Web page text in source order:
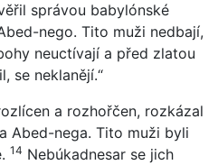
správou babylónské
nego. Tito muži nedbají,
neuctívají a před zlatou
se neklanějí.“
a rozhořčen, rozkázal
Abed-nega. Tito muži byli
14 Nebúkadnesar se jich